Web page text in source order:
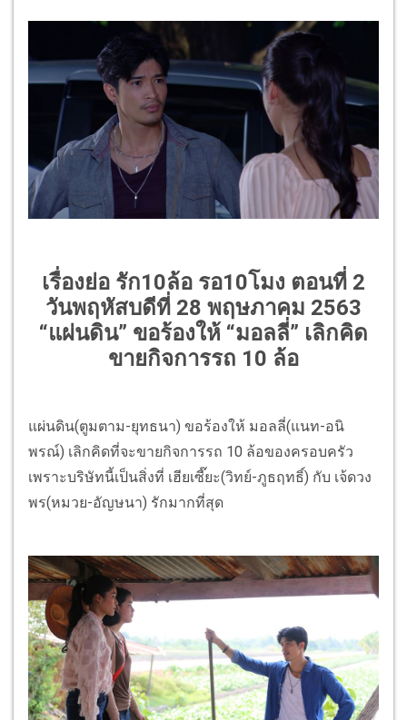
เรื่องย่อ รัก10ล้อ รอ10โมง ตอนที่ 2
วันพฤหัสบดีที่ 28 พฤษภาคม 2563
“แผ่นดิน” ขอร้องให้ “มอลลี่” เลิกคิด
ขายกิจการรถ 10 ล้อ
แผ่นดิน(ตูมตาม-ยุทธนา) ขอร้องให้ มอลลี่(แนท-อนิ
พรณ์) เลิกคิดที่จะขายกิจการรถ 10 ล้อของครอบครัว
เพราะบริษัทนี้เป็นสิ่งที่ เฮียเซี๊ยะ(วิทย์-ภูธฤทธิ์) กับ เจ้ดวง
พร(หมวย-อัญษนา) รักมากที่สุด